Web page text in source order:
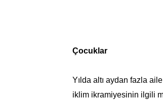
Çocuklar
Yılda altı aydan fazla
iklim ikramiyesinin ilgili